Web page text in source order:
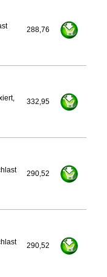
288,76
332,95
290,52
290,52